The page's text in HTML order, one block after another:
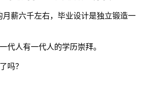
薪六千左右，毕业设计是独立锻造一
代人有一代人的学历崇拜。
吗？